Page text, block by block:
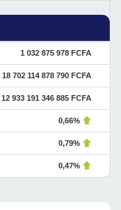
1 032 875 978 FCFA
18 702 114 878 790 FCFA
12 933 191 346 885 FCFA
0,66%
0,79%
0,47%